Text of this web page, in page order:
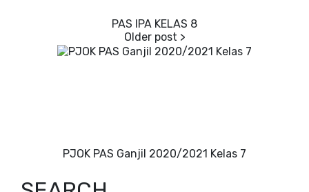
PAS IPA KELAS 8
PJOK PAS Ganjil 2020/2021 Kelas 7